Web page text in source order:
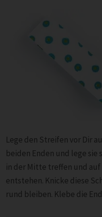
Lege den Streifen vor Dir
beiden Enden und lege sie
in der Mitte treffen und
entstehen. Knicke diese
rund bleiben. Klebe die